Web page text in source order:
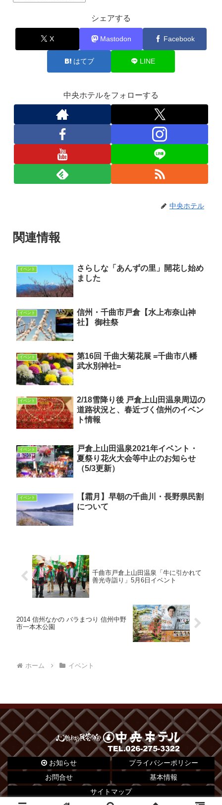
シェアする
X Mastodon Facebook
はてブ LINE
中央ホテルをフォローする
中央ホテル
関連情報
イベント
さらしな「あんずの里」開花し始め
ました
イベント
信州・千曲市戸倉【水上布奈山神
社】 御柱祭
イベント
第16回 千曲大菊花展 =千曲市八幡
武水別神社=
イベント
2/18雪降り後 戸倉上山田温泉周辺の
道路状況と、春近づく信州のイベン
ト情報
イベント
戸倉上山田温泉2021年イベント・
夏祭り花火大会等中止のお知らせ
（5/3更新）
イベント
【霜月】早朝の千曲川・長野県民割
について
千曲市戸倉上山田温泉「牛に引かれて
善光寺詣り」5月6日イベント
2014 信州なかの バラまつり 信州中野
市一本木公園
ホーム イベント
お知らせ
プライバシーポリシー
お問合せ
基本情報
サイトマップ